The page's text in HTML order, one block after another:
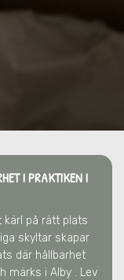
I PRAKTIKEN I
kärl på rätt plats
skyltar skapar
där hållbarhet
märks i Alby . Lev